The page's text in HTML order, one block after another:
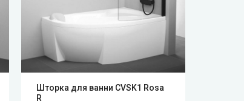
Шторка для ванни CVSK1 Rosa
R